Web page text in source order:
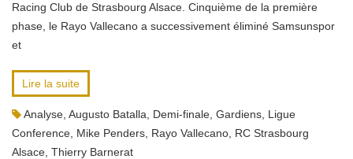
Racing Club de Strasbourg Alsace. Cinquième de la première
phase, le Rayo Vallecano a successivement éliminé Samsunspor
et
Lire la suite
Analyse Augusto Batalla Demi-finale Gardiens Ligue
Conference Mike Penders Rayo Vallecano RC Strasbourg
Alsace Thierry Barnerat